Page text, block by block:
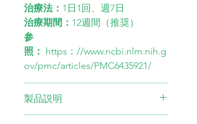
治療法： 1日1回、週7日
治療期間： 12週間（推奨）
参
照： https：//www.ncbi.nlm.nih.g
ov/pmc/articles/PMC6435921/
製品説明